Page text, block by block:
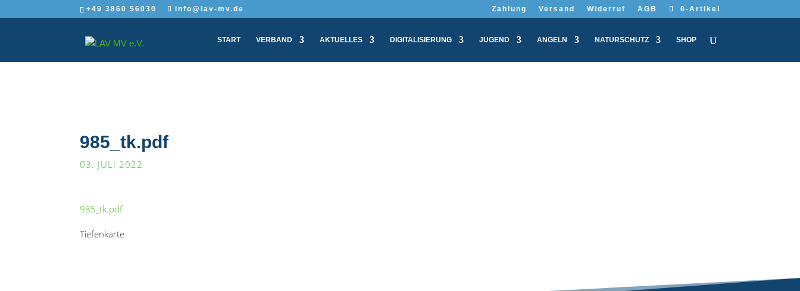
+49 3860 56030 info@lav-mv.de Zahlung Versand Widerruf AGB 0-Artikel
START VERBAND AKTUELLES DIGITALISIERUNG JUGEND ANGELN NATURSCHUTZ SHOP
985_tk.pdf
03. JULI 2022
985_tk.pdf
Tiefenkarte